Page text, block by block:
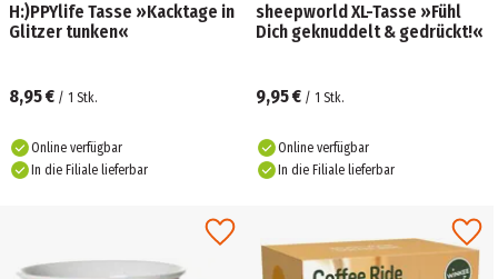
H:)PPYlife Tasse »Kacktage in
Glitzer tunken«
8,95 € / 1 Stk.
Online verfügbar
In die Filiale lieferbar
sheepworld XL-Tasse »Fühl
Dich geknuddelt & gedrückt!«
9,95 € / 1 Stk.
Online verfügbar
In die Filiale lieferbar